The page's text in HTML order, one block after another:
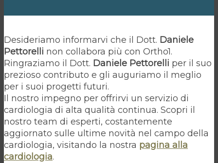
Desideriamo informarvi che il Dott. Daniele
Pettorelli non collabora più con Ortho1.
Ringraziamo il Dott. Daniele Pettorelli per il suo
prezioso contributo e gli auguriamo il meglio
per i suoi progetti futuri.
Il nostro impegno per offrirvi un servizio di
cardiologia di alta qualità continua. Scopri il
nostro team di esperti, costantemente
aggiornato sulle ultime novità nel campo della
cardiologia, visitando la nostra pagina alla
cardiologia.